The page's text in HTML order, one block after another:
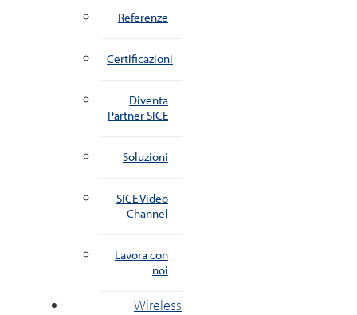
Referenze
Certificazioni
Diventa
Partner SICE
Soluzioni
SICE Video
Channel
Lavora con
noi
Wireless